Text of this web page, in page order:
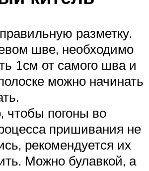
разметку.
шве, необходимо
1см от самого шва и
можно начинать
чтобы погоны во
пришивания не
рекомендуется их
Можно булавкой, а